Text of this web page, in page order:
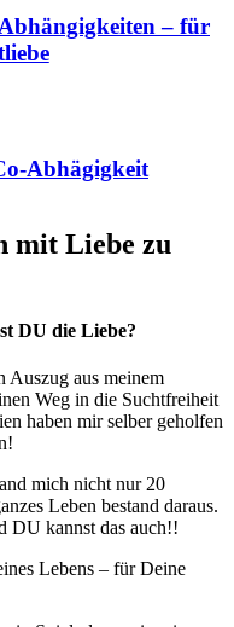
– für
Abhägigkeit
mit Liebe zu
DU die Liebe?
Auszug aus meinem
Weg in die Suchtfreiheit
haben mir selber geholfen
mich nicht nur 20
Leben bestand daraus.
DU kannst das auch!!
Lebens – für Deine